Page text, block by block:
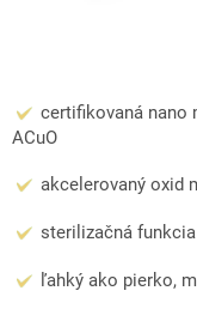
certifikovaná nano
ACuO
akcelerovaný oxid
sterilizačná funkcia
ľahký ako pierko,